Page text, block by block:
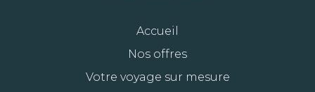
Accueil
Nos offres
Votre voyage sur mesure